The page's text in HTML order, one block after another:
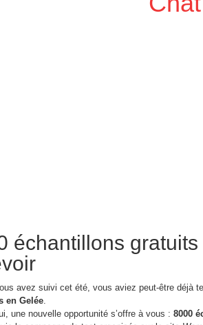
échantillons
avez suivi cet été, vous aviez peut-être déjà
en Gelée.
une nouvelle opportunité s’offre à vous : 8000